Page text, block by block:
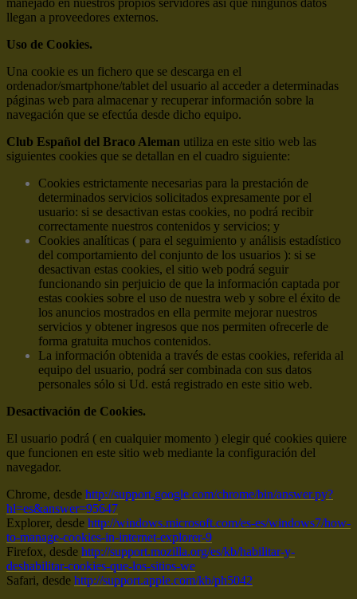
manejado en nuestros propios servidores así que ningunos datos
llegan a proveedores externos.
Uso de Cookies.
Una cookie es un fichero que se descarga en el
ordenador/smartphone/tablet del usuario al acceder a determinadas
páginas web para almacenar y recuperar información sobre la
navegación que se efectúa desde dicho equipo.
Club Español del Braco Aleman utiliza en este sitio web las
siguientes cookies que se detallan en el cuadro siguiente:
Cookies estrictamente necesarias para la prestación de
determinados servicios solicitados expresamente por el
usuario: si se desactivan estas cookies, no podrá recibir
correctamente nuestros contenidos y servicios; y
Cookies analíticas ( para el seguimiento y análisis estadístico
del comportamiento del conjunto de los usuarios ): si se
desactivan estas cookies, el sitio web podrá seguir
funcionando sin perjuicio de que la información captada por
estas cookies sobre el uso de nuestra web y sobre el éxito de
los anuncios mostrados en ella permite mejorar nuestros
servicios y obtener ingresos que nos permiten ofrecerle de
forma gratuita muchos contenidos.
La información obtenida a través de estas cookies, referida al
equipo del usuario, podrá ser combinada con sus datos
personales sólo si Ud. está registrado en este sitio web.
Desactivación de Cookies.
El usuario podrá ( en cualquier momento ) elegir qué cookies quiere
que funcionen en este sitio web mediante la configuración del
navegador.
Chrome, desde http://support.google.com/chrome/bin/answer.py?
hl=es&answer=95647
Explorer, desde http://windows.microsoft.com/es-es/windows7/how-
to-manage-cookies-in-internet-explorer-9
Firefox, desde http://support.mozilla.org/es/kb/habilitar-y-
deshabilitar-cookies-que-los-sitios-we
Safari, desde http://support.apple.com/kb/ph5042